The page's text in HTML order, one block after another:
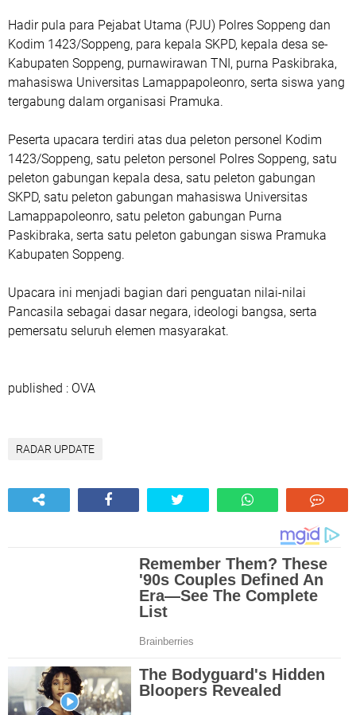
Hadir pula para Pejabat Utama (PJU) Polres Soppeng dan
Kodim 1423/Soppeng, para kepala SKPD, kepala desa se-
Kabupaten Soppeng, purnawirawan TNI, purna Paskibraka,
mahasiswa Universitas Lamappapoleonro, serta siswa yang
tergabung dalam organisasi Pramuka.
Peserta upacara terdiri atas dua peleton personel Kodim
1423/Soppeng, satu peleton personel Polres Soppeng, satu
peleton gabungan kepala desa, satu peleton gabungan
SKPD, satu peleton gabungan mahasiswa Universitas
Lamappapoleonro, satu peleton gabungan Purna
Paskibraka, serta satu peleton gabungan siswa Pramuka
Kabupaten Soppeng.
Upacara ini menjadi bagian dari penguatan nilai-nilai
Pancasila sebagai dasar negara, ideologi bangsa, serta
pemersatu seluruh elemen masyarakat.
published : OVA
RADAR UPDATE